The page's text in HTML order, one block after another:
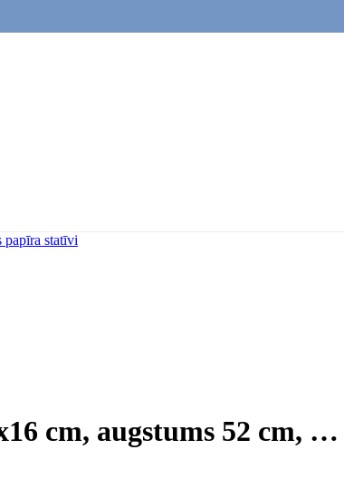
papīra statīvi
cm, augstums 52 cm, …